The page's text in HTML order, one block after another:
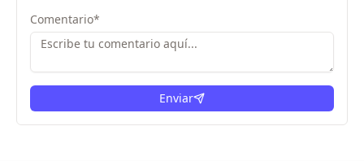
Comentario*
Enviar